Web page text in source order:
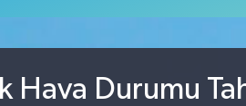
Hava Durumu